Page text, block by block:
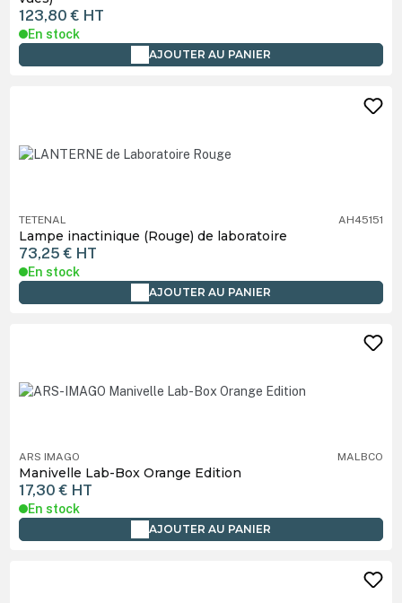
123,80 € HT
En stock
AJOUTER AU PANIER
TETENAL AH45151
Lampe inactinique (Rouge) de laboratoire
73,25 € HT
En stock
AJOUTER AU PANIER
ARS IMAGO MALBCO
Manivelle Lab-Box Orange Edition
17,30 € HT
En stock
AJOUTER AU PANIER